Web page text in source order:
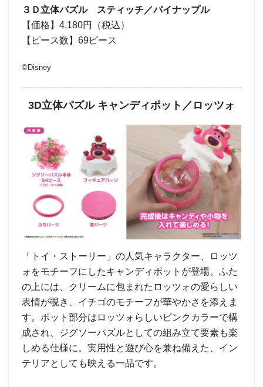
３Ｄ立体パズル スティッチ／パイナップル
【価格】4,180円（税込）
【ピース数】69ピース
©︎Disney
3D立体パズル キャンディポット／ロッツォ
「トイ・ストーリー」の人気キャラクター、ロッツ
ォをモチーフにしたキャンディポットが登場。ふた
の上には、クリームに包まれたロッツォの愛らしい
表情が覗き、イチゴのモチーフが華やかさを添えま
す。ポット部分はロッツォらしいピンクカラーで構
成され、ジグソーパズルとしての組み立て要素も楽
しめる仕様に。実用性と遊び心を兼ね備えた、イン
テリアとしても映える一品です。